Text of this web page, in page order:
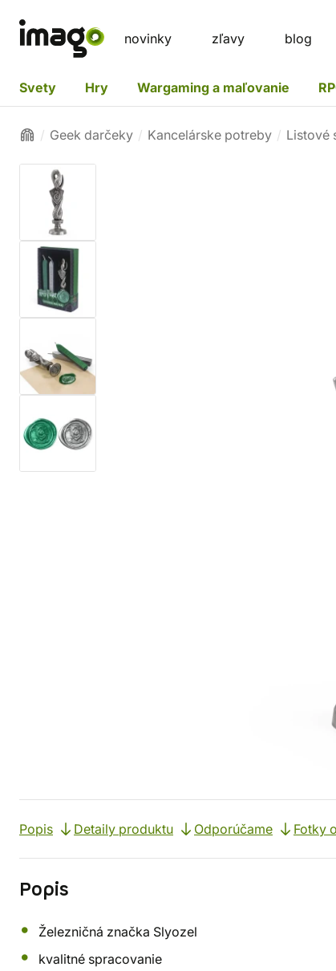
novinky zľavy blog
Svety Hry Wargaming a maľovanie
Geek darčeky Kancelárske potreby Listové
Popis Detaily produktu Odporúčame Fotky
Popis
Železničná značka Slyozel
kvalitné spracovanie